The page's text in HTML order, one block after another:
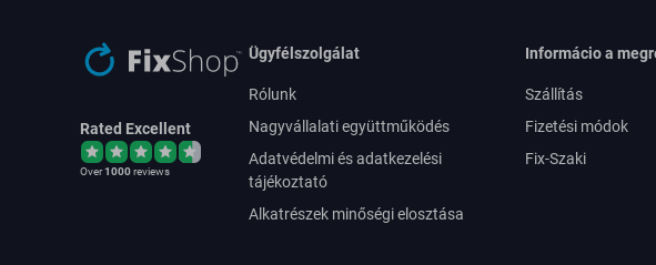
Rated Excellent
Over1000reviews
Ügyfélszolgálat
Rólunk
Nagyvállalati együttműködés
Adatvédelmi és adatkezelési
tájékoztató
Alkatrészek minőségi elosztása
Informácio a
Szállítás
Fizetési módok
Fix-Szaki